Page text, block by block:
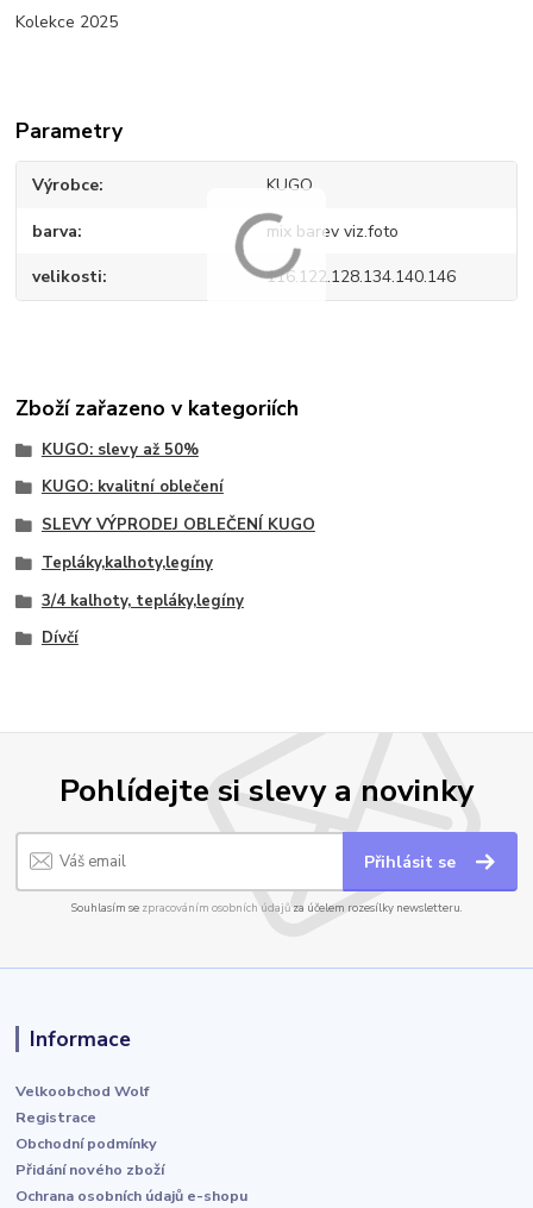
Kolekce 2025
Parametry
Výrobce KUGO
barva mix barev viz.foto
velikosti 116.122.128.134.140.146
Zboží zařazeno v kategoriích
KUGO: slevy až 50%
KUGO: kvalitní oblečení
SLEVY VÝPRODEJ OBLEČENÍ KUGO
Tepláky,kalhoty,legíny
3/4 kalhoty, tepláky,legíny
Dívčí
Pohlídejte si slevy a novinky
Přihlásit se
Souhlasím se zpracováním osobních údajůza účelem rozesílky newsletteru.
Informace
Velkoobchod Wolf
Registrace
Obchodní podmínky
Přidání nového zboží
Ochrana osobních údajů e-shopu